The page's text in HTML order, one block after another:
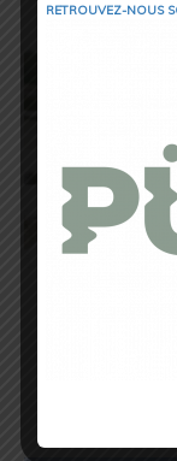
sur
RETROUVEZ-NOUS